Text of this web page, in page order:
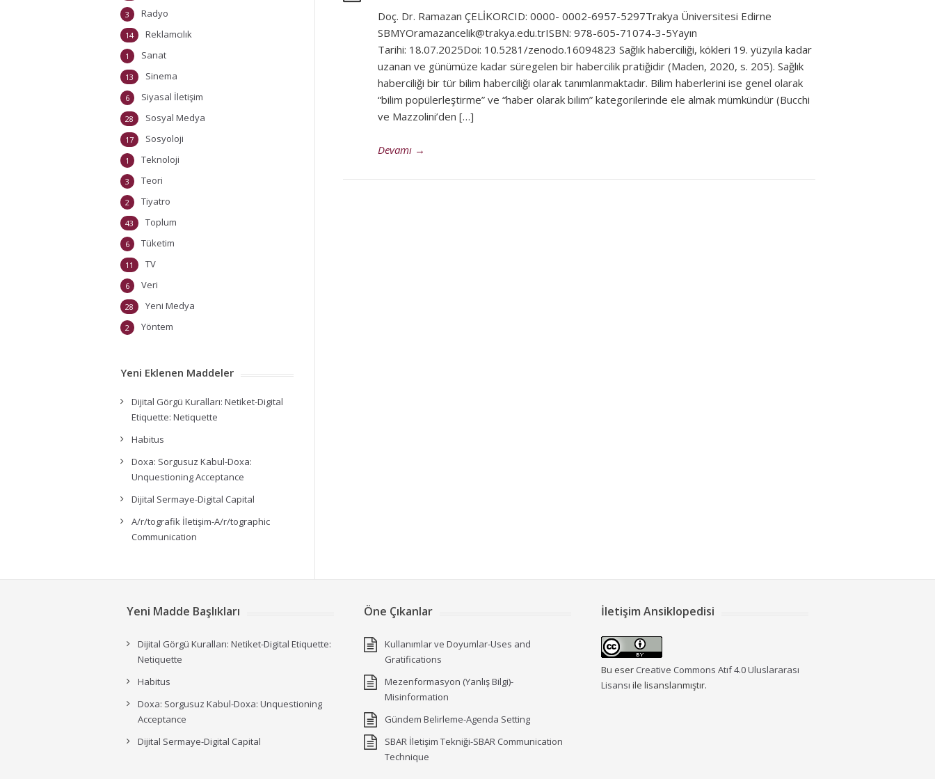
Doç. Dr. Ramazan ÇELİKORCID: 0000- 0002-6957-5297Trakya Üniversitesi Edirne
SBMYOramazancelik@trakya.edu.trISBN: 978-605-71074-3-5Yayın
Tarihi: 18.07.2025Doi: 10.5281/zenodo.16094823 Sağlık haberciliği, kökleri 19. yüzyıla kadar
uzanan ve günümüze kadar süregelen bir habercilik pratiğidir (Maden, 2020, s. 205). Sağlık
haberciliği bir tür bilim haberciliği olarak tanımlanmaktadır. Bilim haberlerini ise genel olarak
“bilim popülerleştirme” ve “haber olarak bilim” kategorilerinde ele almak mümkündür (Bucchi
ve Mazzolini’den […]
Devamı →
Radyo
3
Reklamcılık
14
Sanat
1
Sinema
13
Siyasal İletişim
6
Sosyal Medya
28
Sosyoloji
17
Teknoloji
1
Teori
3
Tiyatro
2
Toplum
43
Tüketim
6
TV
11
Veri
6
Yeni Medya
28
Yöntem
2
Yeni Eklenen Maddeler
Dijital Görgü Kuralları: Netiket-Digital
Etiquette: Netiquette
Habitus
Doxa: Sorgusuz Kabul-Doxa:
Unquestioning Acceptance
Dijital Sermaye-Digital Capital
A/r/tografik İletişim-A/r/tographic
Communication
Yeni Madde Başlıkları
Dijital Görgü Kuralları: Netiket-Digital Etiquette:
Netiquette
Habitus
Doxa: Sorgusuz Kabul-Doxa: Unquestioning
Acceptance
Dijital Sermaye-Digital Capital
Öne Çıkanlar
Kullanımlar ve Doyumlar-Uses and
Gratifications
Mezenformasyon (Yanlış Bilgi)-
Misinformation
Gündem Belirleme-Agenda Setting
SBAR İletişim Tekniği-SBAR Communication
Technique
İletişim Ansiklopedisi
Bu eser Creative Commons Atıf 4.0 Uluslararası
Lisansı ile lisanslanmıştır.